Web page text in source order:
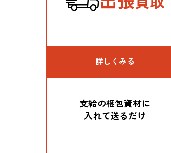
詳しくみる
支給の梱包資材に
入れて送るだけ